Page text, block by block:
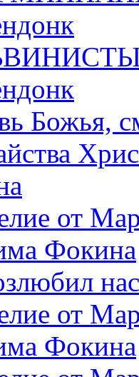
Божья,
от
Фокина
от
Фокина